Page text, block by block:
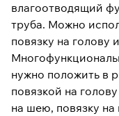
влагоотводящий
труба. Можно
повязку на голову
нужно положить в
повязкой на
на шею, повязку